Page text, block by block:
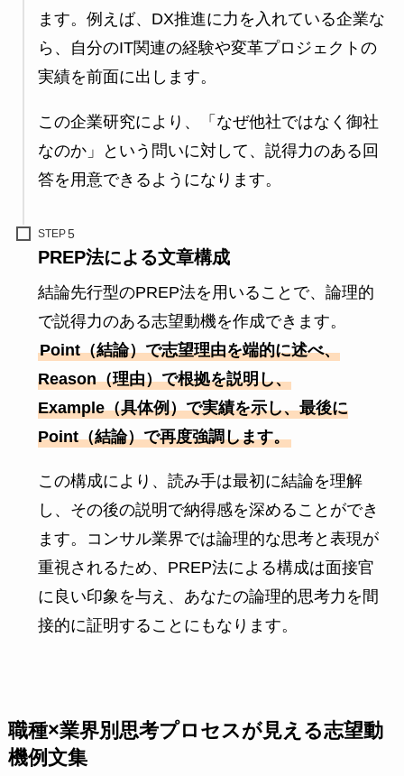
ます。例えば、DX推進に力を入れている企業な
ら、自分のIT関連の経験や変革プロジェクトの
実績を前面に出します。
この企業研究により、「なぜ他社ではなく御社
なのか」という問いに対して、説得力のある回
答を用意できるようになります。
STEP
PREP法による文章構成
結論先行型のPREP法を用いることで、論理的
で説得力のある志望動機を作成できます。
Point（結論）で志望理由を端的に述べ、
Reason（理由）で根拠を説明し、
Example（具体例）で実績を示し、最後に
Point（結論）で再度強調します。
この構成により、読み手は最初に結論を理解
し、その後の説明で納得感を深めることができ
ます。コンサル業界では論理的な思考と表現が
重視されるため、PREP法による構成は面接官
に良い印象を与え、あなたの論理的思考力を間
接的に証明することにもなります。
職種×業界別思考プロセスが見える志望動
機例文集